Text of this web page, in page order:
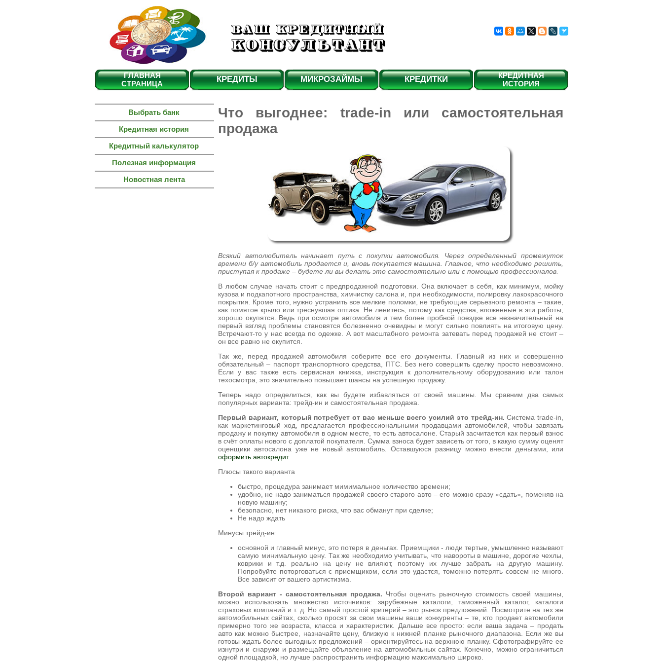
ГЛАВНАЯ
СТРАНИЦА
КРЕДИТЫ МИКРОЗАЙМЫ КРЕДИТКИ
КРЕДИТНАЯ
ИСТОРИЯ
Выбрать банк
Кредитная история
Кредитный калькулятор
Полезная информация
Новостная лента
Что выгоднее: trade-in или самостоятельная
продажа
Всякий автолюбитель начинает путь с покупки автомобиля. Через определенный промежуток
времени б/у автомобиль продается и, вновь покупается машина. Главное, что необходимо решить,
приступая к продаже – будете ли вы делать это самостоятельно или с помощью профессионалов.
В любом случае начать стоит с предпродажной подготовки. Она включает в себя, как минимум, мойку
кузова и подкапотного пространства, химчистку салона и, при необходимости, полировку лакокрасочного
покрытия. Кроме того, нужно устранить все мелкие поломки, не требующие серьезного ремонта – такие,
как помятое крыло или треснувшая оптика. Не ленитесь, потому как средства, вложенные в эти работы,
хорошо окупятся. Ведь при осмотре автомобиля и тем более пробной поездке все незначительный на
первый взгляд проблемы становятся болезненно очевидны и могут сильно повлиять на итоговую цену.
Встречают-то у нас всегда по одежке. А вот масштабного ремонта затевать перед продажей не стоит –
он все равно не окупится.
Так же, перед продажей автомобиля соберите все его документы. Главный из них и совершенно
обязательный – паспорт транспортного средства, ПТС. Без него совершить сделку просто невозможно.
Если у вас также есть сервисная книжка, инструкция к дополнительному оборудованию или талон
техосмотра, это значительно повышает шансы на успешную продажу.
Теперь надо определиться, как вы будете избавляться от своей машины. Мы сравним два самых
популярных варианта: трейд-ин и самостоятельная продажа.
Первый вариант, который потребует от вас меньше всего усилий это трейд-ин. Система trade-in,
как маркетинговый ход, предлагается профессиональными продавцами автомобилей, чтобы завязать
продажу и покупку автомобиля в одном месте, то есть автосалоне. Старый засчитается как первый взнос
в счёт оплаты нового с доплатой покупателя. Сумма взноса будет зависеть от того, в какую сумму оценят
оценщики автосалона уже не новый автомобиль. Оставшуюся разницу можно внести деньгами, или
оформить автокредит.
Плюсы такого варианта
быстро, процедура занимает мимимальное количество времени;
удобно, не надо заниматься продажей своего старого авто – его можно сразу «сдать», поменяв на
новую машину;
безопасно, нет никакого риска, что вас обманут при сделке;
Не надо ждать
Минусы трейд-ин:
основной и главный минус, это потеря в деньгах. Приемщики - люди тертые, умышленно называют
самую минимальную цену. Так же необходимо учитывать, что навороты в машине, дорогие чехлы,
коврики и т.д. реально на цену не влияют, поэтому их лучше забрать на другую машину.
Попробуйте поторговаться с приемщиком, если это удастся, томожно потерять совсем не много.
Все зависит от вашего артистизма.
Второй вариант - самостоятельная продажа. Чтобы оценить рыночную стоимость своей машины,
можно использовать множество источников: зарубежные каталоги, таможенный каталог, каталоги
страховых компаний и т. д. Но самый простой критерий – это рынок предложений. Посмотрите на тех же
автомобильных сайтах, сколько просят за свои машины ваши конкуренты – те, кто продает автомобили
примерно того же возраста, класса и характеристик. Дальше все просто: если ваша задача – продать
авто как можно быстрее, назначайте цену, близкую к нижней планке рыночного диапазона. Если же вы
готовы ждать более выгодных предложений – ориентируйтесь на верхнюю планку. Сфотографируйте ее
изнутри и снаружи и размещайте объявление на автомобильных сайтах. Конечно, можно ограничиться
одной площадкой, но лучше распространить информацию максимально широко.